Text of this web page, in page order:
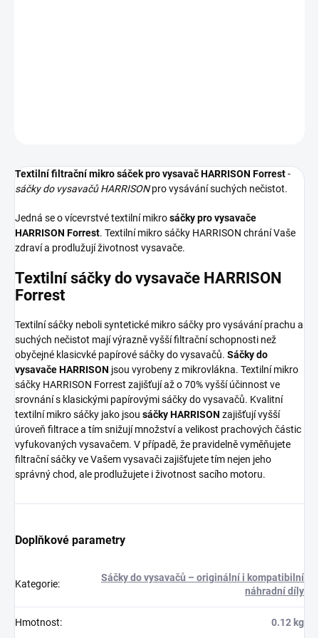
Textilní filtrační mikro sáček pro vysavač HARRISON Forrest-
sáčky do vysavačů HARRISONpro vysávání suchých nečistot.
Jedná se o vícevrstvé textilní mikrosáčky pro vysavače
HARRISON Forrest. Textilní mikro sáčky HARRISON chrání Vaše
zdraví a prodlužují životnost vysavače.
Textilní sáčky do vysavače HARRISON
Forrest
Textilní sáčky neboli syntetické mikro sáčky pro vysávání prachu a
suchých nečistot mají výrazně vyšší filtrační schopnosti než
obyčejné klasicvké papírové sáčky do vysavačů. Sáčky do
vysavače HARRISON jsou vyrobeny z mikrovlákna. Textilní mikro
sáčky HARRISON Forrest zajišťují až o 70% vyšší účinnost ve
srovnání s klasickými papírovými sáčky do vysavačů. Kvalitní
textilní mikro sáčky jako jsou sáčky HARRISON zajišťují vyšší
úroveň filtrace a tím snižují množství a velikost prachových částic
vyfukovaných vysavačem. V případě, že pravidelně vyměňujete
filtrační sáčky ve Vašem vysavači zajišťujete tím nejen jeho
správný chod, ale prodlužujete i životnost sacího motoru.
Doplňkové parametry
Kategorie:
Sáčky do vysavačů – originální i kompatibilní
náhradní díly
Hmotnost: 0.12 kg